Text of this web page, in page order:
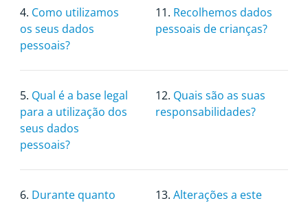
4. Como utilizamos
os seus dados
pessoais?
11. Recolhemos dados
pessoais de crianças?
5. Qual é a base legal
para a utilização dos
seus dados
pessoais?
12. Quais são as suas
responsabilidades?
6. Durante quanto
13. Alterações a este